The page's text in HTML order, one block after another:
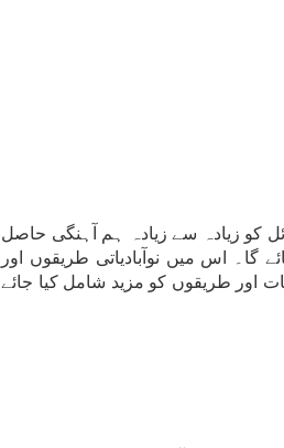
کو زیادہ سے زیادہ ہم آہنگی حاصل
اس میں نوآبادیاتی طریقوں اور
اور طریقوں کو مزید شامل کیا جائے